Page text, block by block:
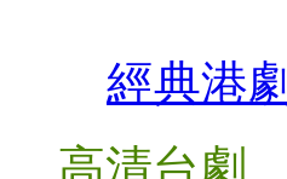
經典港劇
高清台劇